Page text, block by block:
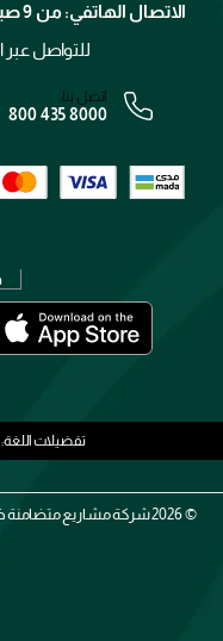
الوظائف
الشروط و الأحكام
رقم السجل التجاري: 7013320481 — صادر من وزارة التجارة
الاتصال الهاتفي: من 9 صباحًا إلى 10 مساءً (من الإثنين إلى الأحد)
للتواصل عبر
اتصل بنا:
800 435 8000
تفضيلات اللغة:
2026 ©شركة مشاريع متضامنة